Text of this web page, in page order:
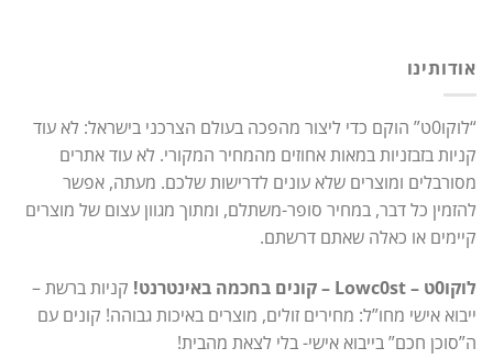
אודותינו
“לוקו0ט” הוקם כדי ליצור מהפכה בעולם הצרכני בישראל: לא עוד
קניות בזבזניות במאות אחוזים מהמחיר המקורי. לא עוד אתרים
מסורבלים ומוצרים שלא עונים לדרישות שלכם. מעתה, אפשר
להזמין כל דבר, במחיר סופר-משתלם, ומתוך מגוון עצום של מוצרים
קיימים או כאלה שאתם דרשתם.
לוקו0ט – Lowc0st – קונים בחכמה באינטרנט!
קניות ברשת –
ייבוא אישי מחו”ל: מחירים זולים, מוצרים באיכות גבוהה! קונים עם
ה”סוכן חכם” בייבוא אישי- בלי לצאת מהבית!